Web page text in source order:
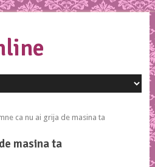
ca nu ai grija de masina ta
masina ta